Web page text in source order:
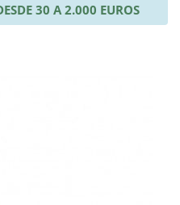
30 A 2.000 EUROS